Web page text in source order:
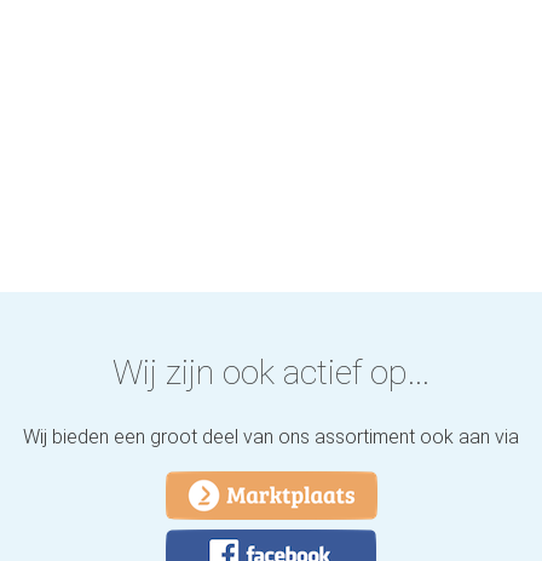
Wij zijn ook actief op...
Wij bieden een groot deel van ons assortiment ook aan via